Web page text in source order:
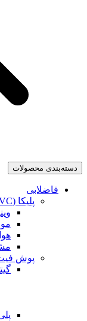
دسته‌بندی محصولات
فاضلابی
پلیکا (PVC)
پوش